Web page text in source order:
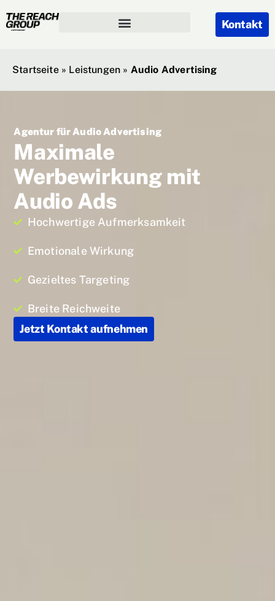
Kontakt
Startseite» Leistungen » Audio Advertising
Agentur für Audio Advertising
Maximale
Werbewirkung mit
Audio Ads
Hochwertige Aufmerksamkeit
Emotionale Wirkung
Gezieltes Targeting
Breite Reichweite
Jetzt Kontakt aufnehmen